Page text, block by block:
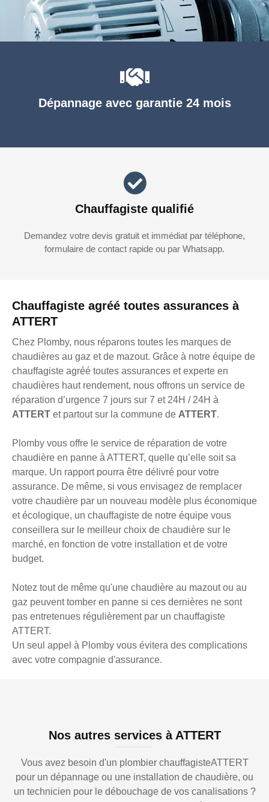
Chauffagiste agréé toutes assurances à
ATTERT
Chez Plomby, nous réparons toutes les marques de
chaudières au gaz et de mazout. Grâce à notre équipe de
chauffagiste agréé toutes assurances et experte en
chaudières haut rendement, nous offrons un service de
réparation d’urgence 7 jours sur 7 et 24H / 24H à
ATTERT et partout sur la commune de ATTERT.
Plomby vous offre le service de réparation de votre
chaudière en panne à ATTERT, quelle qu’elle soit sa
marque. Un rapport pourra être délivré pour votre
assurance. De même, si vous envisagez de remplacer
votre chaudière par un nouveau modèle plus économique
et écologique, un chauffagiste de notre équipe vous
conseillera sur le meilleur choix de chaudière sur le
marché, en fonction de votre installation et de votre
budget.
Notez tout de même qu'une chaudière au mazout ou au
gaz peuvent tomber en panne si ces dernières ne sont
pas entretenues régulièrement par un chauffagiste
ATTERT.
Un seul appel à Plomby vous évitera des complications
avec votre compagnie d'assurance.
Dépannage avec garantie 24 mois
Chauffagiste qualifié
Demandez votre devis gratuit et immédiat par téléphone,
formulaire de contact rapide ou par Whatsapp.
Nos autres services à ATTERT
Vous avez besoin d'un plombier chauffagisteATTERT
pour un dépannage ou une installation de chaudière, ou
un technicien pour le débouchage de vos canalisations ?